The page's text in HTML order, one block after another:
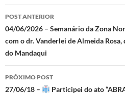
Navegação
de
posts
POST ANTERIOR
04/06/2026 – Semanário da Zona
com o dr. Vanderlei de Almeida
do Mandaqui
PRÓXIMO POST
27/06/18 –
Participei do ato